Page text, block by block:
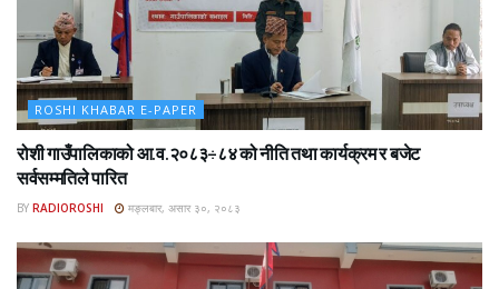
ROSHI KHABAR E-PAPER
रोशी गाउँपालिकाको आ.व.२०८३÷८४ को नीति तथा कार्यक्रम र बजेट
सर्वसम्मतिले पारित
BY RADIOROSHI मङ्लबार, असार ३०, २०८३